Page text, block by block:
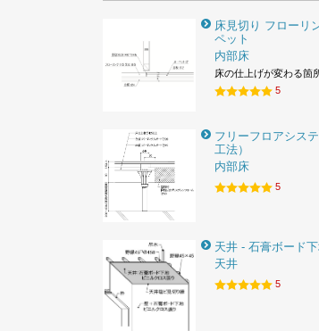
床見切り フローリ
ペット
内部床
床の仕上げが変わる箇
5
フリーフロアシス
工法）
内部床
5
天井 - 石膏ボード
天井
5